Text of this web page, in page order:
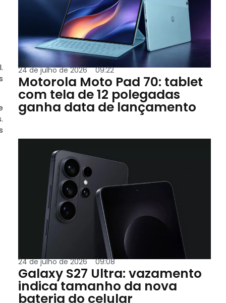
24 de julho de 2026 09:22
Motorola Moto Pad 70: tablet
com tela de 12 polegadas
ganha data de lançamento
24 de julho de 2026 09:08
Galaxy S27 Ultra: vazamento
indica tamanho da nova
bateria do celular